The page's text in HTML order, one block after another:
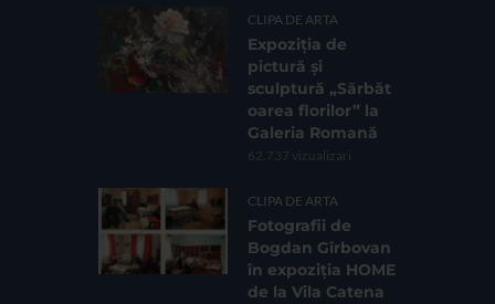
CLIPA DE ARTA
Expoziția de
pictură și
sculptură „Sărbăt
oarea florilor” la
Galeria Romană
62.737 vizualizari
CLIPA DE ARTA
Fotografii de
Bogdan Gîrbovan
în expoziția HOME
de la Vila Catena